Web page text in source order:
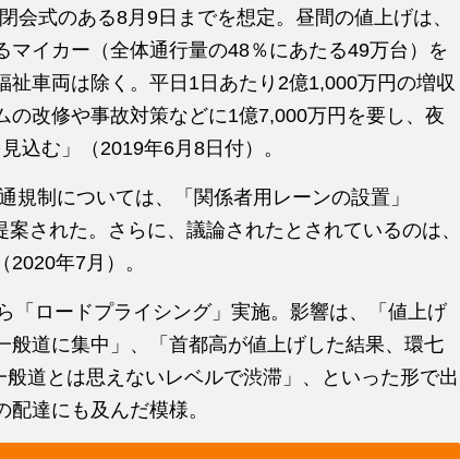
会式のある8月9日までを想定。昼間の値上げは、
マイカー（全体通行量の48％にあたる49万台）を
祉車両は除く。平日1日あたり2億1,000万円の増収
の改修や事故対策などに1億7,000万円を要し、夜
込む」（2019年6月8日付）。
規制については、「関係者用レーンの設置」
案された。さらに、議論されたとされているのは、
2020年7月）。
「ロードプライシング」実施。影響は、「値上げ
般道に集中」、「首都高が値上げした結果、環七
道とは思えないレベルで渋滞」、といった形で出
達にも及んだ模様。